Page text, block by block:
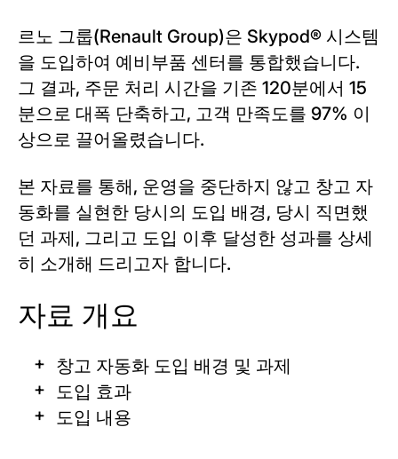
르노 그룹(Renault Group)은 Skypod® 시스템
을 도입하여 예비부품 센터를 통합했습니다.
그 결과, 주문 처리 시간을 기존 120분에서 15
분으로 대폭 단축하고, 고객 만족도를 97% 이
상으로 끌어올렸습니다.
본 자료를 통해, 운영을 중단하지 않고 창고 자
동화를 실현한 당시의 도입 배경, 당시 직면했
던 과제, 그리고 도입 이후 달성한 성과를 상세
히 소개해 드리고자 합니다.
자료 개요
창고 자동화 도입 배경 및 과제
도입 효과
도입 내용